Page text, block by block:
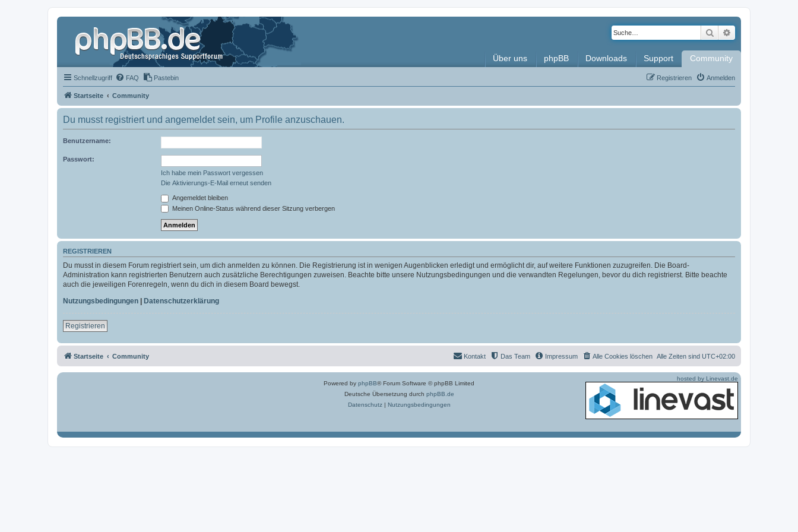
Suche
Über uns phpBB Downloads Support Community
Schnellzugriff FAQ Pastebin Anmelden
Registrieren
Startseite Community
Du musst registriert und angemeldet sein, um Profile anzuschauen.
Benutzername:
Passwort:
Ich habe mein Passwort vergessen
Die Aktivierungs-E-Mail erneut senden
Angemeldet bleiben
Meinen Online-Status während dieser Sitzung verbergen
REGISTRIEREN
Du musst in diesem Forum registriert sein, um dich anmelden zu können. Die Registrierung ist in wenigen Augenblicken erledigt und ermöglicht dir, auf weitere Funktionen zuzugreifen. Die Board-
Administration kann registrierten Benutzern auch zusätzliche Berechtigungen zuweisen. Beachte bitte unsere Nutzungsbedingungen und die verwandten Regelungen, bevor du dich registrierst. Bitte beachte
auch die jeweiligen Forenregeln, wenn du dich in diesem Board bewegst.
Nutzungsbedingungen | Datenschutzerklärung
Registrieren
Startseite Community Alle Zeiten sind UTC+02:00
Alle Cookies löschen
Impressum
Das Team
Kontakt
Powered by phpBB® Forum Software © phpBB Limited
Deutsche Übersetzung durch phpBB.de
Datenschutz| Nutzungsbedingungen
hosted by Linevast.de